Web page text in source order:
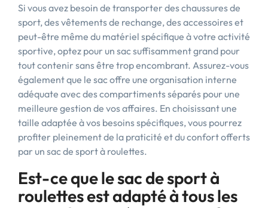
Si vous avez besoin de transporter des chaussures de
sport, des vêtements de rechange, des accessoires et
peut-être même du matériel spécifique à votre activité
sportive, optez pour un sac suffisamment grand pour
tout contenir sans être trop encombrant. Assurez-vous
également que le sac offre une organisation interne
adéquate avec des compartiments séparés pour une
meilleure gestion de vos affaires. En choisissant une
taille adaptée à vos besoins spécifiques, vous pourrez
profiter pleinement de la praticité et du confort offerts
par un sac de sport à roulettes.
Est-ce que le sac de sport à
roulettes est adapté à tous les